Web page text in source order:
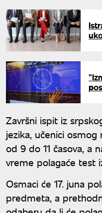
Završni ispit iz
jezika, učenici osmog
od 9 do 11 časova, a
vreme polagaće test
Osmaci će 17. juna
predmeta, a